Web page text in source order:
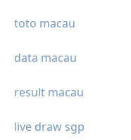
toto macau
data macau
result macau
live draw sgp